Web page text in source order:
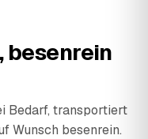
besenrein
Bedarf, transportiert
Wunsch besenrein.